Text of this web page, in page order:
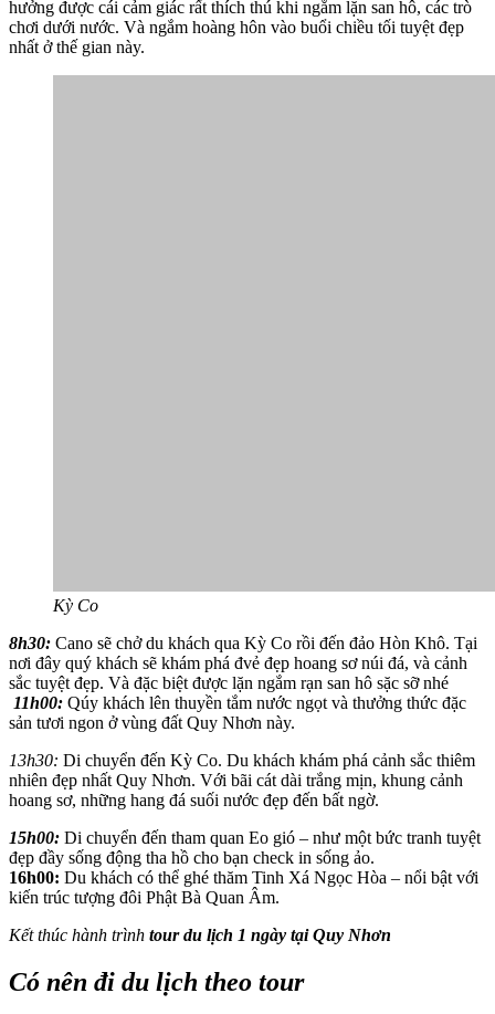
hưởng được cái cảm giác rất thích thú khi ngắm lặn san hô, các trò
chơi dưới nước. Và ngắm hoàng hôn vào buổi chiều tối tuyệt đẹp
nhất ở thế gian này.
Kỳ Co
8h30: Cano sẽ chở du khách qua Kỳ Co rồi đến đảo Hòn Khô. Tại
nơi đây quý khách sẽ khám phá đvẻ đẹp hoang sơ núi đá, và cảnh
sắc tuyệt đẹp. Và đặc biệt được lặn ngắm rạn san hô sặc sỡ nhé
11h00: Qúy khách lên thuyền tắm nước ngọt và thưởng thức đặc
sản tươi ngon ở vùng đất Quy Nhơn này.
13h30: Di chuyển đến Kỳ Co. Du khách khám phá cảnh sắc thiêm
nhiên đẹp nhất Quy Nhơn. Với bãi cát dài trắng mịn, khung cảnh
hoang sơ, những hang đá suối nước đẹp đến bất ngờ.
15h00: Di chuyển đến tham quan Eo gió – như một bức tranh tuyệt
đẹp đầy sống động tha hồ cho bạn check in sống ảo.
16h00: Du khách có thể ghé thăm Tinh Xá Ngọc Hòa – nổi bật với
kiến trúc tượng đôi Phật Bà Quan Âm.
Kết thúc hành trình tour du lịch 1 ngày tại Quy Nhơn
Có nên đi du lịch theo tour